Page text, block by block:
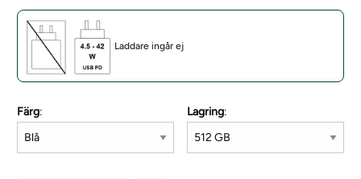
Laddare ingår ej
Färg: Lagring: